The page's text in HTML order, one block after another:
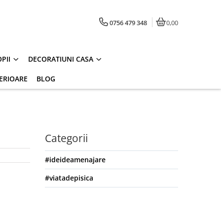
0756 479 348 0,00
DECORATIUNI CASA
BLOG
Categorii
#ideideamenajare
#viatadepisica